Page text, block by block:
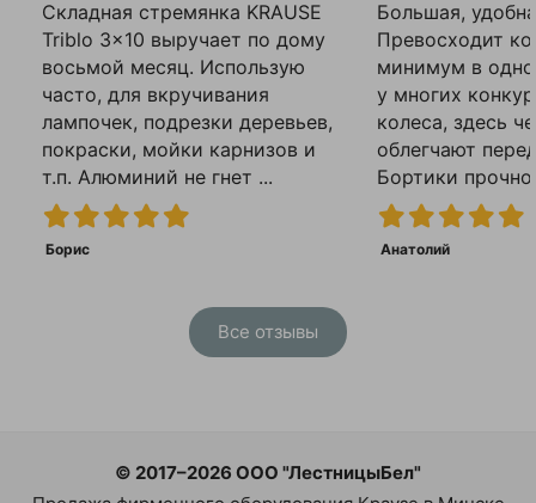
Складная стремянка KRAUSE
Triblo 3x10 выручает по дому
восьмой месяц. Использую
часто, для вкручивания
лампочек, подрезки деревьев,
покраски, мойки карнизов и
т.п. Алюминий не гнет ...
Борис
Большая,
Превосходит
минимум в
у многих
колеса, здесь
облегчают
Бортики прочно
Анатолий
Все отзывы
© 2017–2026 ООО "ЛестницыБел"